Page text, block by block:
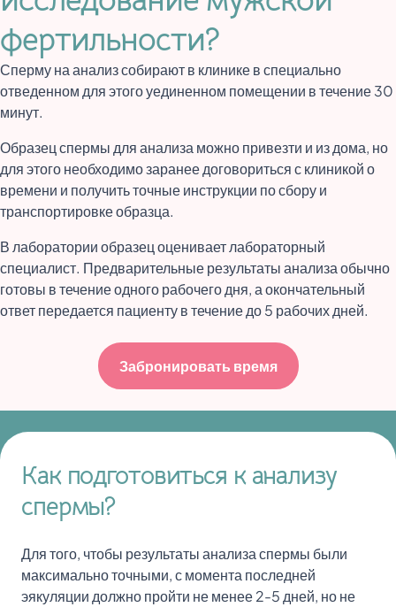
фертильности?
Сперму на анализ собирают в клинике в специально
отведенном для этого уединенном помещении в течение 30
минут.
Образец спермы для анализа можно привезти и из дома, но
для этого необходимо заранее договориться с клиникой о
времени и получить точные инструкции по сбору и
транспортировке образца.
В лаборатории образец оценивает лабораторный
специалист. Предварительные результаты анализа обычно
готовы в течение одного рабочего дня, а окончательный
ответ передается пациенту в течение до 5 рабочих дней.
Забронировать время
Как подготовиться к анализу
спермы?
Для того, чтобы результаты анализа спермы были
максимально точными, с момента последней
эякуляции должно пройти не менее 2-5 дней, но не